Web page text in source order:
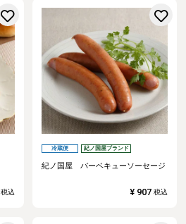
税込
お気に入りに登録する
冷蔵便 紀ノ国屋ブランド
紀ノ国屋 バーベキューソーセージ
¥ 907 税込